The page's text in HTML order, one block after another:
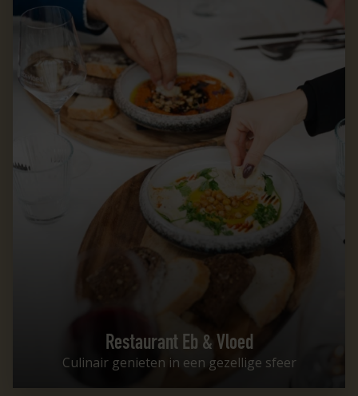
Restaurant Eb & Vloed
Culinair genieten in een gezellige sfeer